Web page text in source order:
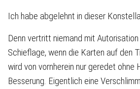
Ich habe abgelehnt in dieser
Denn vertritt niemand mit
Schieflage, wenn die Karten auf den
wird von vornherein nur geredet ohne
Besserung. Eigentlich eine